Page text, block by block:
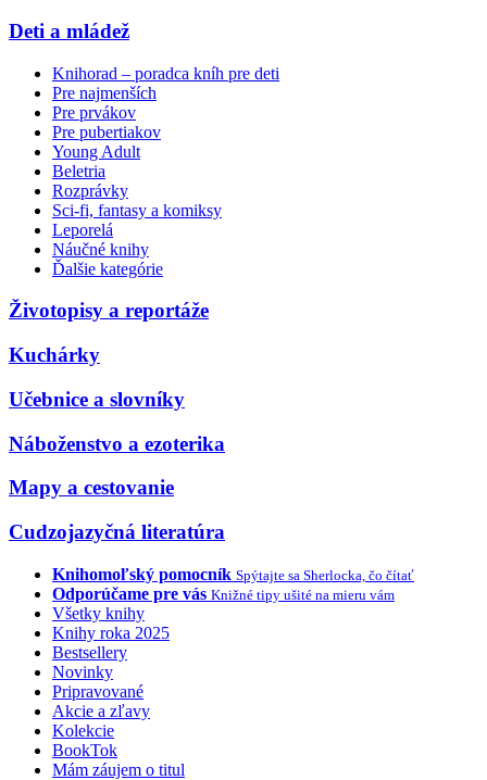
Deti a mládež
Knihorad – poradca kníh pre deti
Pre najmenších
Pre prvákov
Pre pubertiakov
Young Adult
Beletria
Rozprávky
Sci-fi, fantasy a komiksy
Leporelá
Náučné knihy
Ďalšie kategórie
Životopisy a reportáže
Kuchárky
Učebnice a slovníky
Náboženstvo a ezoterika
Mapy a cestovanie
Cudzojazyčná literatúra
Knihomoľský pomocník Spýtajte sa Sherlocka, čo čítať
Odporúčame pre vás Knižné tipy ušité na mieru vám
Všetky knihy
Knihy roka 2025
Bestsellery
Novinky
Pripravované
Akcie a zľavy
Kolekcie
BookTok
Mám záujem o titul